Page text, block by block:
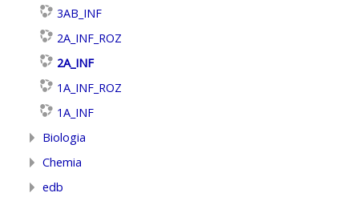
3AB_INF
2A_INF_ROZ
2A_INF
1A_INF_ROZ
1A_INF
Biologia
Chemia
edb